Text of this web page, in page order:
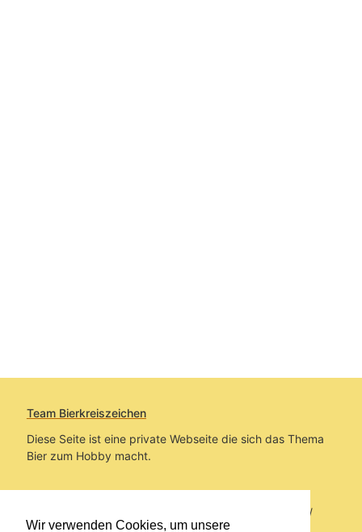
Wir verwenden Cookies, um unsere
Team Bierkreiszeichen
Diese Seite ist eine private Webseite die sich das Thema
Bier zum Hobby macht.
Sie befinden sich auf https://www.bierkreiszeichen.at/